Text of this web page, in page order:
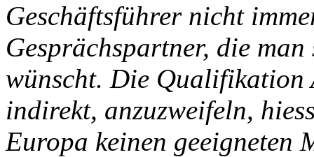
Geschäftsführer nicht
Gesprächspartner, die
wünscht. Die Qualifikation
indirekt, anzuzweifeln,
Europa keinen geeigneten